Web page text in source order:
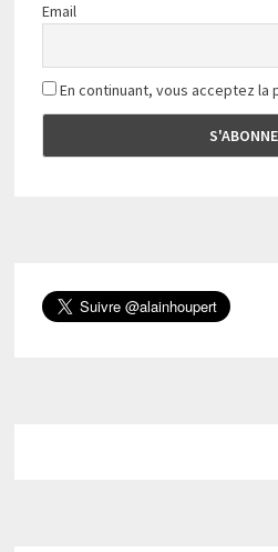
Email
En continuant, vous acceptez